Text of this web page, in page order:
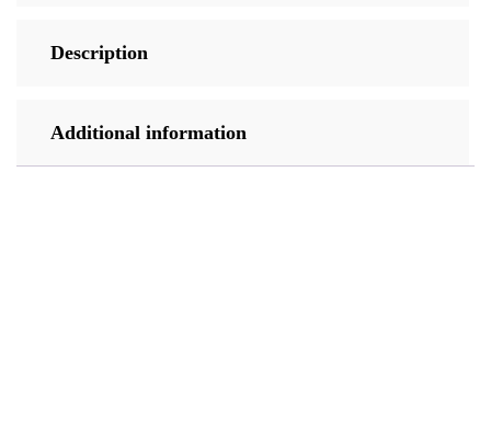
Description
Additional information